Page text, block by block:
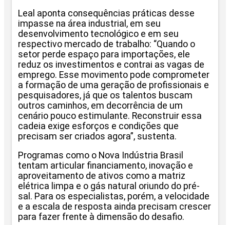
Leal aponta consequências práticas desse
impasse na área industrial, em seu
desenvolvimento tecnológico e em seu
respectivo mercado de trabalho: “Quando o
setor perde espaço para importações, ele
reduz os investimentos e contrai as vagas de
emprego. Esse movimento pode comprometer
a formação de uma geração de profissionais e
pesquisadores, já que os talentos buscam
outros caminhos, em decorrência de um
cenário pouco estimulante. Reconstruir essa
cadeia exige esforços e condições que
precisam ser criados agora”, sustenta.
Programas como o Nova Indústria Brasil
tentam articular financiamento, inovação e
aproveitamento de ativos como a matriz
elétrica limpa e o gás natural oriundo do pré-
sal. Para os especialistas, porém, a velocidade
e a escala de resposta ainda precisam crescer
para fazer frente à dimensão do desafio.